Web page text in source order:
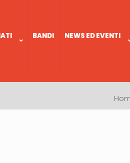
BANDI NEWS ED EVENTI